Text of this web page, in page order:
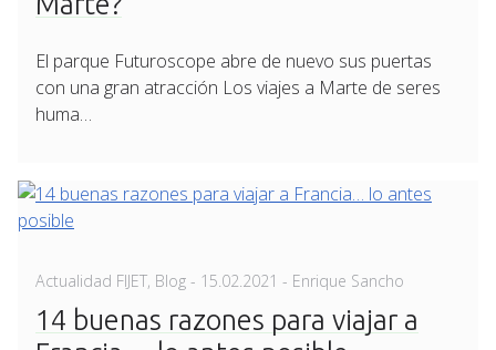
El parque Futuroscope abre de nuevo sus puertas
con una gran atracción Los viajes a Marte de seres
huma…
Actualidad FIJET, Blog - Posted
15.02.2021 - Enrique Sancho
14 buenas razones para viajar a